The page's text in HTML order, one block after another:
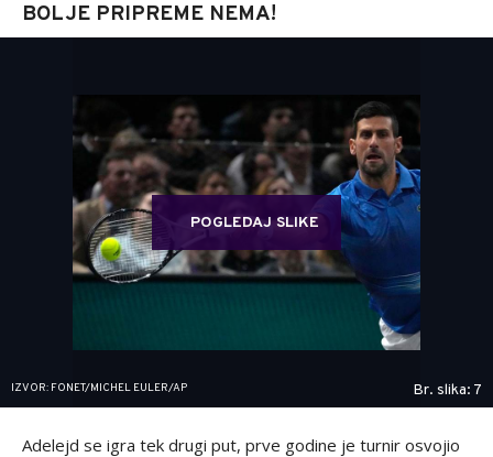
BOLJE PRIPREME NEMA!
POGLEDAJ SLIKE
IZVOR: FONET/MICHEL EULER/AP Br. slika: 7
Adelejd se igra tek drugi put, prve godine je turnir osvojio